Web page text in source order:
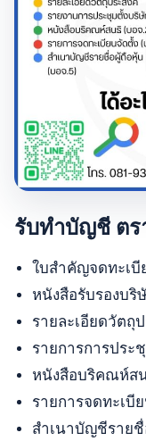
รับทำบัญชี ตร
ใบสำคัญจดทะเ
หนังสือรับรองบริ
รายละเอียดวัตถุ
รายการการประ
หนังสือบริคณห์ส
รายการจดทะเบี
สำเนาบัญชีราย